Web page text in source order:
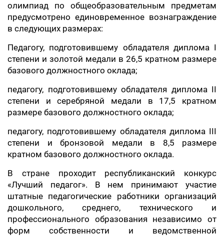
олимпиад по общеобразовательным предметам
предусмотрено единовременное вознаграждение
в следующих размерах:
Педагогу, подготовившему обладателя диплома I
степени и золотой медали в 26,5 кратном размере
базового должностного оклада;
педагогу, подготовившему обладателя диплома II
степени и серебряной медали в 17,5 кратном
размере базового должностного оклада;
педагогу, подготовившему обладателя диплома III
степени и бронзовой медали в 8,5 размере
кратном базового должностного оклада.
В стране проходит республиканский конкурс
«Лучший педагог». В нем принимают участие
штатные педагогические работники организаций
дошкольного, среднего, технического и
профессионального образования независимо от
форм собственности и ведомственной